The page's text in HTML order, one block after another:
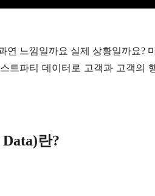
연 느낌일까요 실제 상황일까요?
트파티 데이터로 고객과 고객의
란?